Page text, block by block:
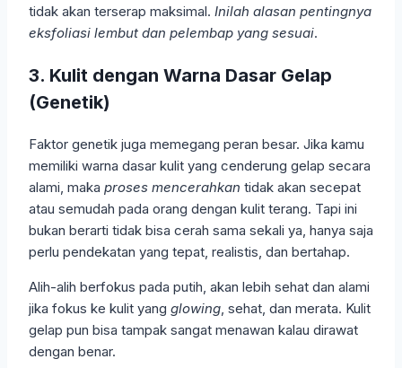
tidak akan terserap maksimal. Inilah alasan pentingnya
eksfoliasi lembut dan pelembap yang sesuai.
3. Kulit dengan Warna Dasar Gelap
(Genetik)
Faktor genetik juga memegang peran besar. Jika kamu
memiliki warna dasar kulit yang cenderung gelap secara
alami, maka proses mencerahkan tidak akan secepat
atau semudah pada orang dengan kulit terang. Tapi ini
bukan berarti tidak bisa cerah sama sekali ya, hanya saja
perlu pendekatan yang tepat, realistis, dan bertahap.
Alih-alih berfokus pada putih, akan lebih sehat dan alami
jika fokus ke kulit yang glowing, sehat, dan merata. Kulit
gelap pun bisa tampak sangat menawan kalau dirawat
dengan benar.